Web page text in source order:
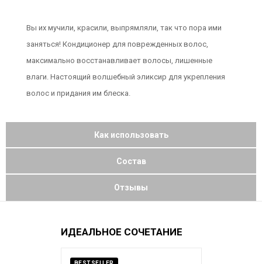
Вы их мучили, красили, выпрямляли, так что пора ими
заняться! Кондиционер для поврежденных волос,
максимально восстанавливает волосы, лишенные
влаги. Настоящий волшебный эликсир для укрепления
волос и придания им блеска.
Как использовать
Состав
Отзывы
ИДЕАЛЬНОЕ СОЧЕТАНИЕ